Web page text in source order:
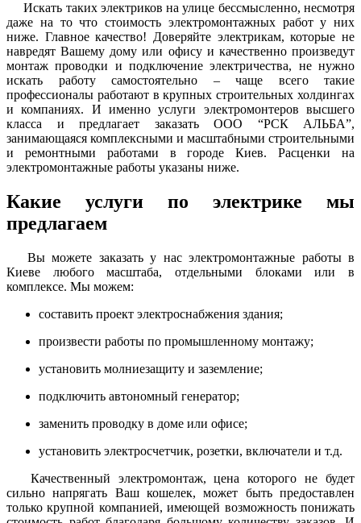
Искать таких электриков на улице бессмысленно, несмотря
даже на то что стоимость электромонтажных работ у них
ниже. Главное качество! Доверяйте электрикам, которые не
навредят Вашему дому или офису и качественно произведут
монтаж проводки и подключение электричества, не нужно
искать работу самостоятельно – чаще всего такие
профессионалы работают в крупных строительных холдингах
и компаниях. И именно услуги электромонтеров высшего
класса и предлагает заказать ООО “РСК АЛЬБА”,
занимающаяся комплексными и масштабными строительными
и ремонтными работами в городе Киев. Расценки на
электромонтажные работы указаны ниже.
Какие услуги по электрике мы
предлагаем
Вы можете заказать у нас электромонтажные работы в
Киеве любого масштаба, отдельными блоками или в
комплексе. Мы можем:
составить проект электроснабжения здания;
произвести работы по промышленному монтажу;
установить молниезащиту и заземление;
подключить автономный генератор;
заменить проводку в доме или офисе;
установить электросчетчик, розетки, включатели и т.д.
Качественный электромонтаж, цена которого не будет
сильно напрягать Ваш кошелек, может быть предоставлен
только крупной компанией, имеющей возможность понижать